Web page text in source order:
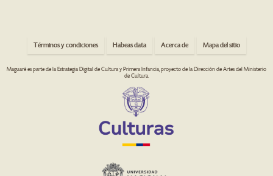
Términos y condiciones Habeas data Acerca de Mapa del sitio
Maguaré es parte de la Estrategia Digital de Cultura y Primera Infancia, proyecto de la Dirección de Artes del Ministerio
de Cultura.